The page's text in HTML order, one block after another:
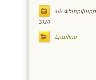
4th Փետրվարի
2020
Լրահոս